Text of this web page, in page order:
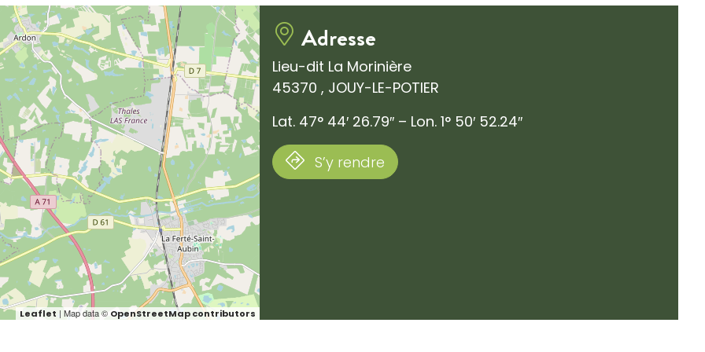
Leaflet | Map data © OpenStreetMap contributors
Adresse
Lieu-dit La Morinière
45370 , JOUY-LE-POTIER
Lat. 47° 44′ 26.79″ – Lon. 1° 50′ 52.24″
S’y rendre